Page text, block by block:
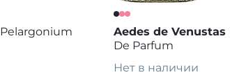
Pelargonium
Aedes de Venustas
De Parfum
Нет в наличии